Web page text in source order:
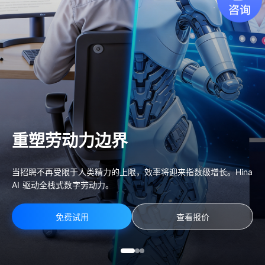
重塑劳动力边界
当招聘不再受限于人类精力的上限，效率将迎来指数级增长。Hina
AI 驱动全栈式数字劳动力。
免费试用 查看报价